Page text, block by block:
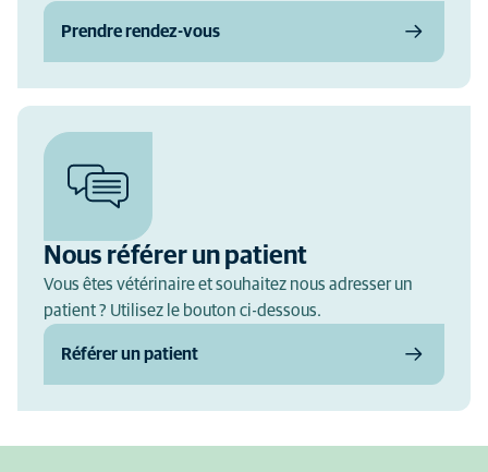
Prendre rendez-vous
Nous référer un patient
Vous êtes vétérinaire et souhaitez nous adresser un
patient ? Utilisez le bouton ci-dessous.
Référer un patient